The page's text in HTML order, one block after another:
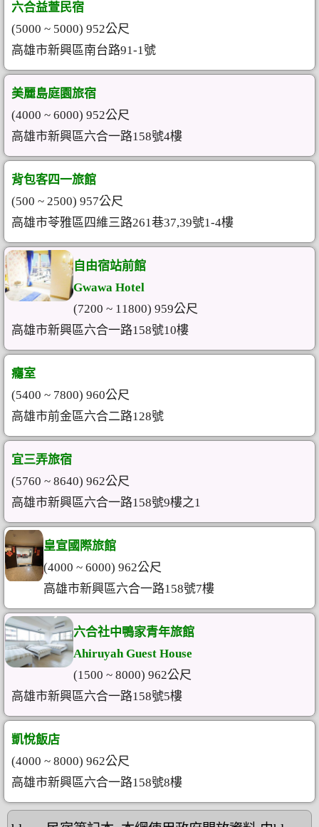
六合益萱民宿
(5000 ~ 5000) 952公尺
高雄市新興區南台路91-1號
美麗島庭園旅宿
(4000 ~ 6000) 952公尺
高雄市新興區六合一路158號4樓
背包客四一旅館
(500 ~ 2500) 957公尺
高雄市苓雅區四維三路261巷37,39號1-4樓
自由宿站前館
Gwawa Hotel
(7200 ~ 11800) 959公尺
高雄市新興區六合一路158號10樓
癮室
(5400 ~ 7800) 960公尺
高雄市前金區六合二路128號
宜三弄旅宿
(5760 ~ 8640) 962公尺
高雄市新興區六合一路158號9樓之1
皇宣國際旅館
(4000 ~ 6000) 962公尺
高雄市新興區六合一路158號7樓
六合社中鴨家青年旅館
Ahiruyah Guest House
(1500 ~ 8000) 962公尺
高雄市新興區六合一路158號5樓
凱悅飯店
(4000 ~ 8000) 962公尺
高雄市新興區六合一路158號8樓